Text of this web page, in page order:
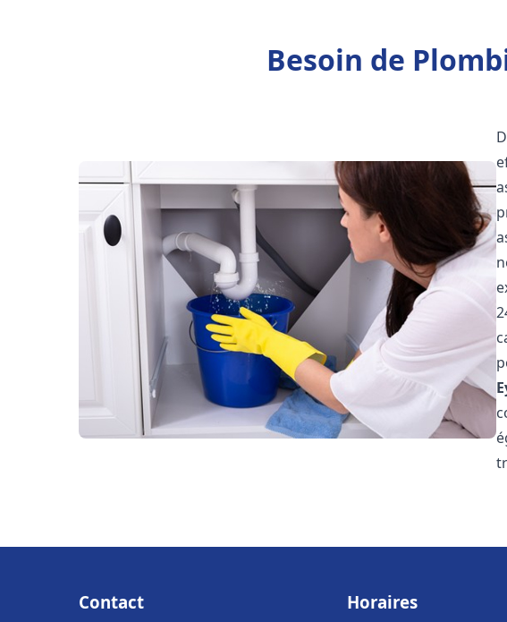
Besoin de
Contact Horaires